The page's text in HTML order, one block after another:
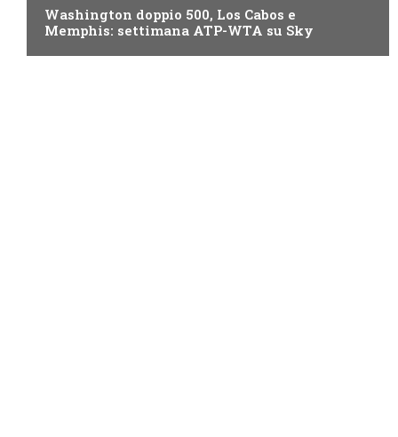
Washington doppio 500, Los Cabos e
Memphis: settimana ATP-WTA su Sky